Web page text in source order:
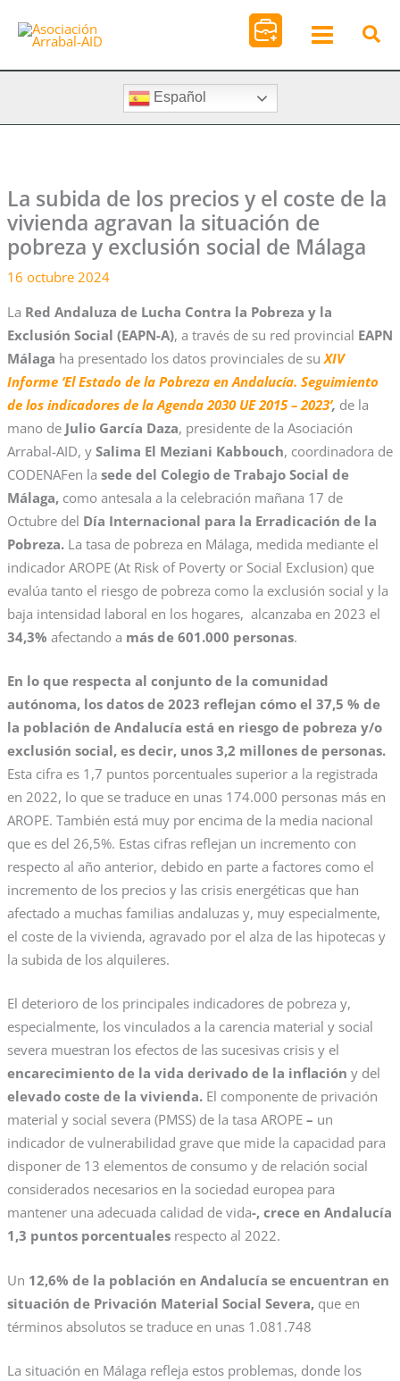
Español
La subida de los precios y el coste de la
vivienda agravan la situación de
pobreza y exclusión social de Málaga
16 octubre 2024
La Red Andaluza de Lucha Contra la Pobreza y la
Exclusión Social (EAPN-A), a través de su red provincial EAPN
Málaga ha presentado los datos provinciales de su XIV
Informe ‘El Estado de la Pobreza en Andalucía. Seguimiento
de los indicadores de la Agenda 2030 UE 2015 – 2023’, de la
mano de Julio García Daza, presidente de la Asociación
Arrabal-AID, y Salima El Meziani Kabbouch, coordinadora de
CODENAFen la sede del Colegio de Trabajo Social de
Málaga,como antesala a la celebración mañana 17 de
Octubre del Día Internacional para la Erradicación de la
Pobreza.La tasa de pobreza en Málaga, medida mediante el
indicador AROPE (At Risk of Poverty or Social Exclusion) que
evalúa tanto el riesgo de pobreza como la exclusión social y la
baja intensidad laboral en los hogares, alcanzaba en 2023 el
34,3% afectando a más de 601.000 personas.
En lo que respecta al conjunto de la comunidad
autónoma, los datos de 2023 reflejan cómo el 37,5 % de
la población de Andalucía está en riesgo de pobreza y/o
exclusión social, es decir, unos 3,2 millones de personas.
Esta cifra es 1,7 puntos porcentuales superior a la registrada
en 2022, lo que se traduce en unas 174.000 personas más en
AROPE. También está muy por encima de la media nacional
que es del 26,5%. Estas cifras reflejan un incremento con
respecto al año anterior, debido en parte a factores como el
incremento de los precios y las crisis energéticas que han
afectado a muchas familias andaluzas y, muy especialmente,
el coste de la vivienda, agravado por el alza de las hipotecas y
la subida de los alquileres.
El deterioro de los principales indicadores de pobreza y,
especialmente, los vinculados a la carencia material y social
severa muestran los efectos de las sucesivas crisis y el
encarecimiento de la vida derivado de la inflación y del
elevado coste de la vivienda. El componente de privación
material y social severa (PMSS) de la tasa AROPE – un
indicador de vulnerabilidad grave que mide la capacidad para
disponer de 13 elementos de consumo y de relación social
considerados necesarios en la sociedad europea para
mantener una adecuada calidad de vida-, crece en Andalucía
1,3 puntos porcentuales respecto al 2022.
Un 12,6% de la población en Andalucía se encuentran en
situación de Privación Material Social Severa, que en
términos absolutos se traduce en unas 1.081.748
La situación en Málaga refleja estos problemas, donde los